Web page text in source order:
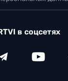
в соцсетях